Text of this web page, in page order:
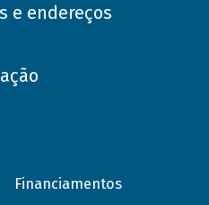
e endereços
Financiamentos